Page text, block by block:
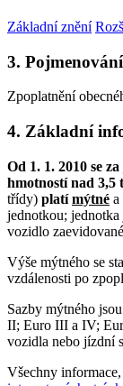
Základní znění
3.
Zpoplatnění
4. Základní
Od 1. 1. 2010 se
hmotností nad 3,5 t
třídy) platímýtné a
jednotkou;
vozidlo
Výše mýtného se
vzdálenosti po
Sazby mýtného
II; Euro III a IV;
vozidla nebo jízdní
Všechny